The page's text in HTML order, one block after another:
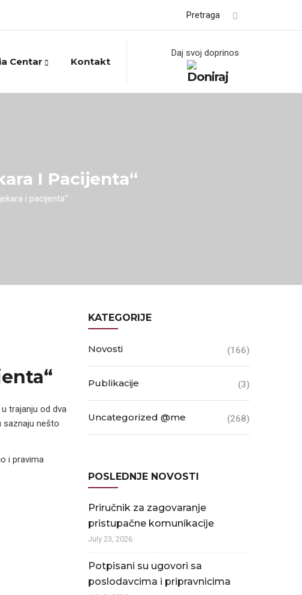
Pretraga
Centar Kontakt
Daj svoj doprinos
I Pacijenta“
i pacijenta“
trajanju od dva
saznaju nešto
i pravima
KATEGORIJE
Novosti (166)
Publikacije (3)
Uncategorized @me (268)
POSLEDNJE NOVOSTI
Priručnik za zagovaranje
pristupačne komunikacije
July 23, 2026
Potpisani su ugovori sa
poslodavcima i pripravnicima